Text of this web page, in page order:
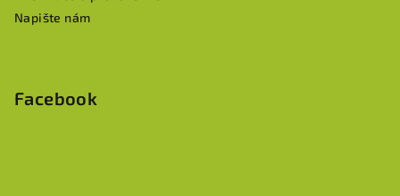
Napište nám
Facebook